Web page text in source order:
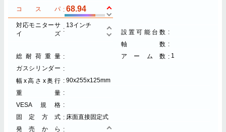
コスパ 68.94
対応モニターサ
イズ
13インチ
設置可能台数
軸数
総耐荷重量
アーム数
1
ガスシリンダー
幅x高さx奥行
90x255x125mm
重量
VESA規格
固定方式
床面直接固定式
発売から